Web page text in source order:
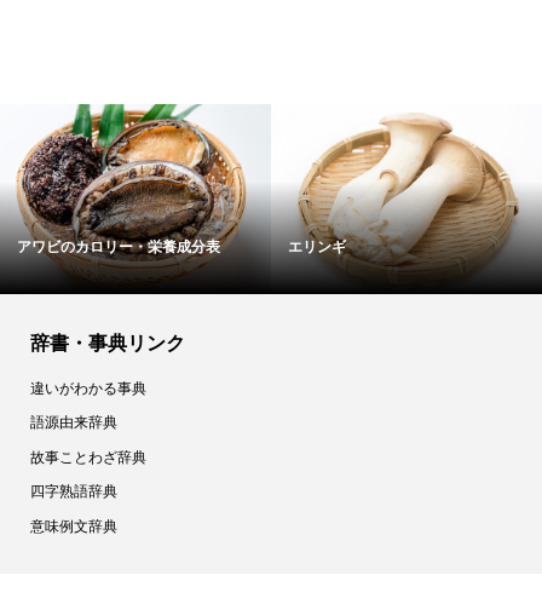
米粉麺のカロリー・栄養成分表 アサリのカロリー・栄養成分表
辞書・事典リンク
違いがわかる事典
語源由来辞典
故事ことわざ辞典
四字熟語辞典
意味例文辞典